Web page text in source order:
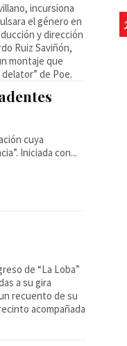
incursiona
el género en
y dirección
Ruiz Saviñón,
montaje que
de Poe.
cuya
Iniciada con...
de “La Loba”
a su gira
recuento de su
acompañada